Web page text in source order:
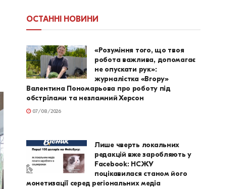
ОСТАННІ НОВИНИ
«Розуміння того, що твоя
робота важлива, допомагає
не опускати рук»:
журналістка «Вгору»
Валентина Пономарьова про роботу під
обстрілами та незламний Херсон
07/08/2026
Лише чверть локальних
редакцій вже заробляють у
Facebook: НСЖУ
поцікавилася станом його
монетизації серед регіональних медіа